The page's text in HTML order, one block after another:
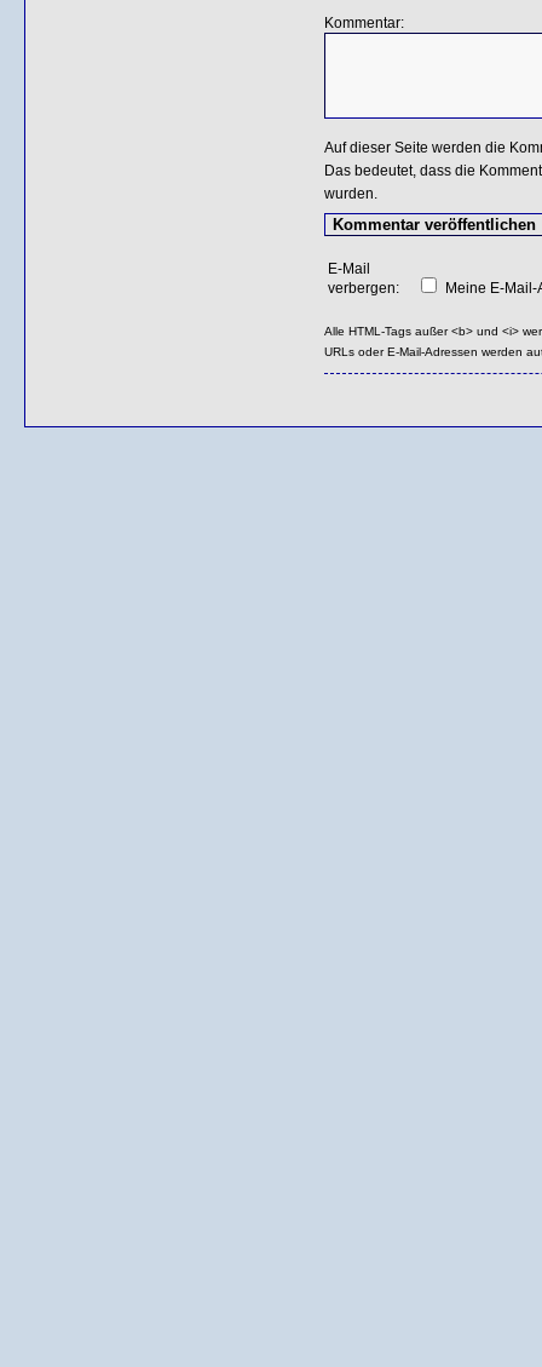
Kommentar:
Auf dieser Seite werden die
Das bedeutet, dass die
wurden.
E-Mail
verbergen:
Meine E-
Alle HTML-Tags außer <b> und <i>
URLs oder E-Mail-Adressen werden